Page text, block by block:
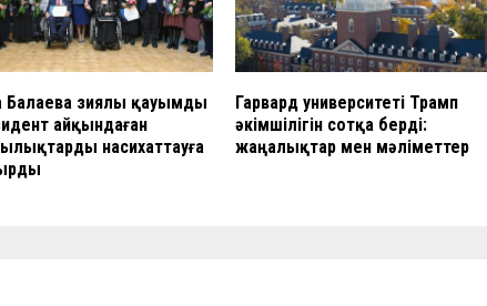
Балаева зиялы қауымды
айқындаған
насихаттауға
Гарвард университеті Трамп
әкімшілігін сотқа берді:
жаңалықтар мен мәліметтер